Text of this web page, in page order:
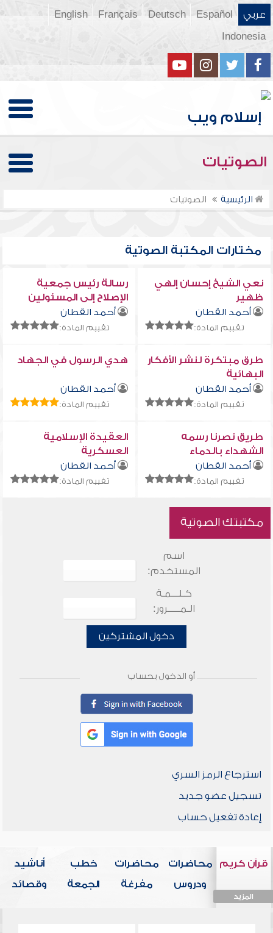
عربي Español
Deutsch
Français
English
Indonesia
الصوتيات
الرئيسية الصوتيات
مختارات المكتبة الصوتية
نعي الشيخ إحسان إلهي
ظهير
أحمد القطان
تقييم المادة:
رسالة رئيس جمعية
الإصلاح إلى المسئولين
أحمد القطان
تقييم المادة:
طرق مبتكرة لنشر الأفكار
البهائية
أحمد القطان
تقييم المادة:
هدي الرسول في الجهاد
أحمد القطان
تقييم المادة:
طريق نصرنا رسمه
الشهداء بالدماء
أحمد القطان
تقييم المادة:
العقيدة الإسلامية
العسكرية
أحمد القطان
تقييم المادة:
مكتبتك الصوتية
اسم
المستخدم:
كـلـــمـة
الـمـــــرور:
دخول المشتركين
أو الدخول بحساب
استرجاع الرمز السري
تسجيل عضو جديد
إعادة تفعيل حساب
قرآن كريم
المزيد
محاضرات
ودروس
محاضرات
مفرغة
خطب
الجمعة
أناشيد
وقصائد